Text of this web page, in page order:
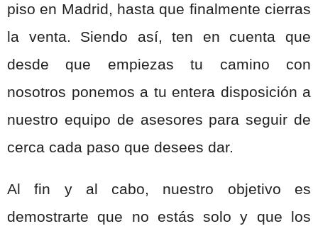
piso en Madrid, hasta que finalmente cierras
la venta. Siendo así, ten en cuenta que
desde que empiezas tu camino con
nosotros ponemos a tu entera disposición a
nuestro equipo de asesores para seguir de
cerca cada paso que desees dar.
Al fin y al cabo, nuestro objetivo es
demostrarte que no estás solo y que los